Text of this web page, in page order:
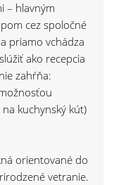
– hlavným
cez spoločné
priamo vchádza
ako recepcia
zahŕňa:
kuchynský kút)
orientované do
vetranie.